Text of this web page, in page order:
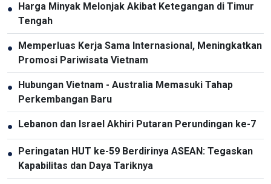
●
Harga Minyak Melonjak Akibat Ketegangan di Timur
Tengah
●
Memperluas Kerja Sama Internasional, Meningkatkan
Promosi Pariwisata Vietnam
●
Hubungan Vietnam - Australia Memasuki Tahap
Perkembangan Baru
● Lebanon dan Israel Akhiri Putaran Perundingan ke-7
●
Peringatan HUT ke-59 Berdirinya ASEAN: Tegaskan
Kapabilitas dan Daya Tariknya